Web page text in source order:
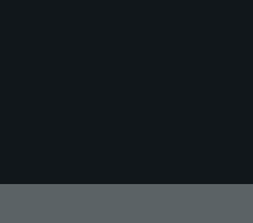
est utilisé.